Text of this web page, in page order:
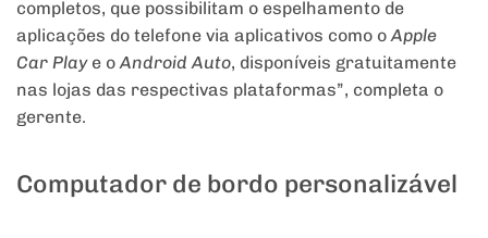
completos, que possibilitam o espelhamento de
aplicações do telefone via aplicativos como o Apple
Car Play e o Android Auto, disponíveis gratuitamente
nas lojas das respectivas plataformas”, completa o
gerente.
Computador de bordo personalizável